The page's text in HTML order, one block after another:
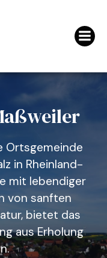
Ortsgemeinde
in Rheinland-
mit lebendiger
von sanften
bietet das
aus Erholung